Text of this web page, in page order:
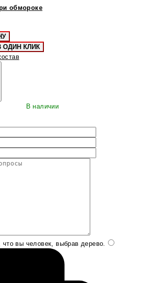
обмороке
ОДИН КЛИК
В наличии
вы человек, выбрав дерево.